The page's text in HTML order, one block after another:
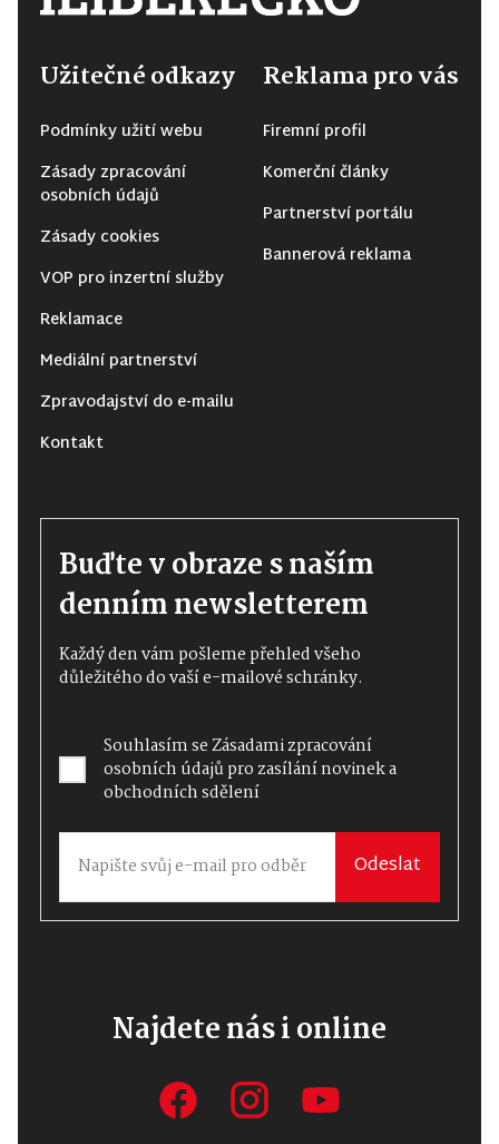
Užitečné odkazy
Podmínky užití webu
Zásady zpracování
osobních údajů
Zásady cookies
VOP pro inzertní služby
Reklamace
Mediální partnerství
Zpravodajství do e-mailu
Kontakt
Reklama pro vás
Firemní profil
Komerční články
Partnerství portálu
Bannerová reklama
Buďte v obraze s naším
denním newsletterem
Každý den vám pošleme přehled všeho
důležitého do vaší e-mailové schránky.
Souhlasím seZásadami zpracování
osobních údajůpro zasílání novinek a
obchodních sdělení
Odeslat
Najdete nás i online